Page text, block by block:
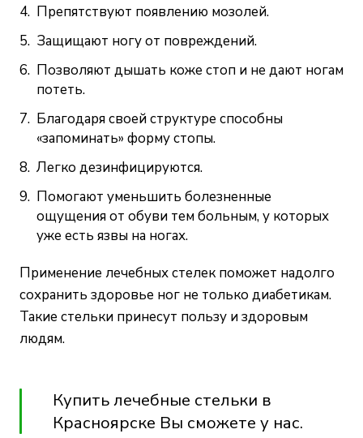
Препятствуют появлению мозолей.
Защищают ногу от повреждений.
Позволяют дышать коже стоп и не дают ногам
потеть.
Благодаря своей структуре способны
«запоминать» форму стопы.
Легко дезинфицируются.
Помогают уменьшить болезненные
ощущения от обуви тем больным, у которых
уже есть язвы на ногах.
Применение лечебных стелек поможет надолго
сохранить здоровье ног не только диабетикам.
Такие стельки принесут пользу и здоровым
людям.
Купить лечебные стельки в
Красноярске Вы сможете у нас.